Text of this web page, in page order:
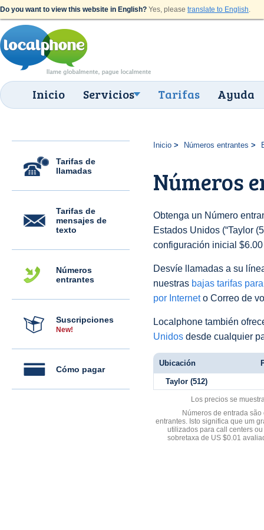
Do you want to view this website in English? Yes, please translate to English.
Inicio Servicios Tarifas Ayuda
Tarifas de
llamadas
Tarifas de
mensajes de
texto
Números
entrantes
Suscripciones
New!
Cómo pagar
Inicio Números entrantes
Números
Obtenga un Número
Estados Unidos (“Taylor
configuración inicial
Desvíe llamadas a su
nuestras bajas tarifas
por Interneto Correo de
Localphone también
Unidos desde cualquier
Ubicación
Taylor (512)
Los precios se
Números de entrada
entrantes. Isto significa que um
utilizados para call centers
sobretaxa de US $0.01